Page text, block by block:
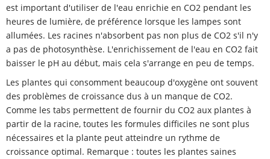
est important d'utiliser de l'eau enrichie en CO2 pendant les
heures de lumière, de préférence lorsque les lampes sont
allumées. Les racines n'absorbent pas non plus de CO2 s'il n'y
a pas de photosynthèse. L'enrichissement de l'eau en CO2 fait
baisser le pH au début, mais cela s'arrange en peu de temps.
Les plantes qui consomment beaucoup d'oxygène ont souvent
des problèmes de croissance dus à un manque de CO2.
Comme les tabs permettent de fournir du CO2 aux plantes à
partir de la racine, toutes les formules difficiles ne sont plus
nécessaires et la plante peut atteindre un rythme de
croissance optimal. Remarque : toutes les plantes saines